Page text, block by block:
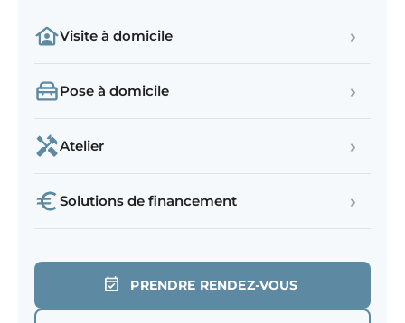
Visite à domicile ›
Pose à domicile ›
Atelier ›
Solutions de financement ›
PRENDRE RENDEZ-VOUS